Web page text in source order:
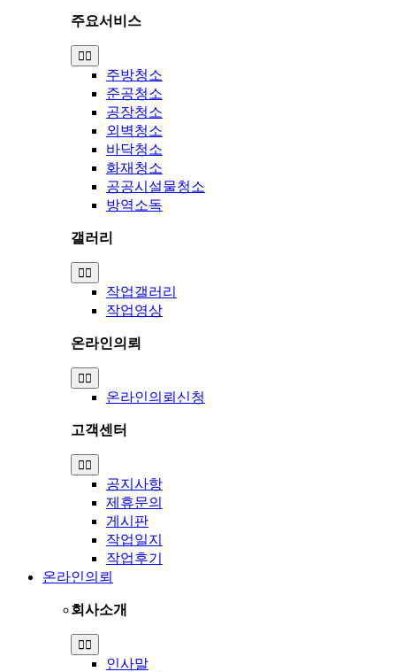
주요서비스
Toggle
Navigation
주방청소
준공청소
공장청소
외벽청소
바닥청소
화재청소
공공시설물청소
방역소독
갤러리
Toggle
Navigation
작업갤러리
작업영상
온라인의뢰
Toggle
Navigation
온라인의뢰신청
고객센터
Toggle
Navigation
공지사항
제휴문의
게시판
작업일지
작업후기
온라인의뢰
회사소개
Toggle
Navigation
인사말